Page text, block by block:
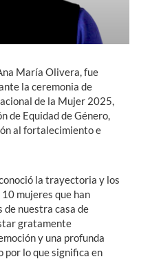
María Olivera, fue
la ceremonia de
de la Mujer 2025,
de Equidad de Género,
al fortalecimiento e
la trayectoria y los
mujeres que han
nuestra casa de
gratamente
y una profunda
por lo que significa en